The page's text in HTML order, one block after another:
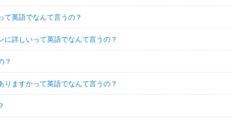
て英語でなんて言うの？
詳しいって英語でなんて言うの？
？
ますかって英語でなんて言うの？